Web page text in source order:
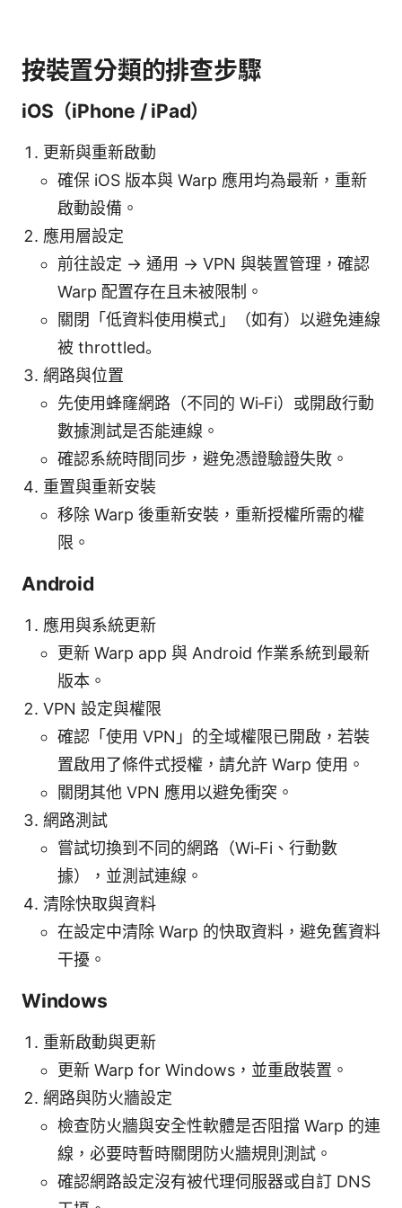
按裝置分類的排查步驟
iOS（iPhone / iPad）
更新與重新啟動
確保 iOS 版本與 Warp 應用均為最新，重新
啟動設備。
應用層設定
前往設定 -> 通用 -> VPN 與裝置管理，確認
Warp 配置存在且未被限制。
關閉「低資料使用模式」（如有）以避免連線
被 throttled。
網路與位置
先使用蜂窿網路（不同的 Wi‑Fi）或開啟行動
數據測試是否能連線。
確認系統時間同步，避免憑證驗證失敗。
重置與重新安裝
移除 Warp 後重新安裝，重新授權所需的權
限。
Android
應用與系統更新
更新 Warp app 與 Android 作業系統到最新
版本。
VPN 設定與權限
確認「使用 VPN」的全域權限已開啟，若裝
置啟用了條件式授權，請允許 Warp 使用。
關閉其他 VPN 應用以避免衝突。
網路測試
嘗試切換到不同的網路（Wi‑Fi、行動數
據），並測試連線。
清除快取與資料
在設定中清除 Warp 的快取資料，避免舊資料
干擾。
Windows
重新啟動與更新
更新 Warp for Windows，並重啟裝置。
網路與防火牆設定
檢查防火牆與安全性軟體是否阻擋 Warp 的連
線，必要時暫時關閉防火牆規則測試。
確認網路設定沒有被代理伺服器或自訂 DNS